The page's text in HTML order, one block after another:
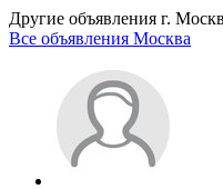
Другие объявления г.
Все объявления Москва